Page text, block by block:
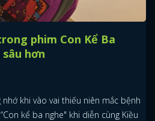
phim Con Kể Ba
hơn
khi vào vai thiếu niên mắc bệnh
kể ba nghe" khi diễn cùng Kiều